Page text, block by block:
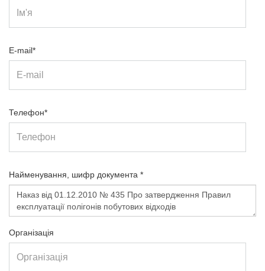
E-mail*
Телефон*
Найменування, шифр документа *
Організація